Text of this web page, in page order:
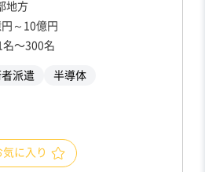
地方
～10億円
名〜300名
派遣 半導体
気に入り